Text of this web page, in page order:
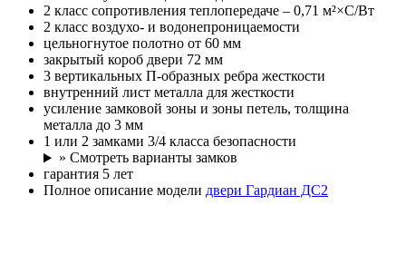
2 класс сопротивления теплопередаче – 0,71 м²×С/Вт
2 класс воздухо- и водонепроницаемости
цельногнутое полотно от 60 мм
закрытый короб двери 72 мм
3 вертикальных П-образных ребра жесткости
внутренний лист металла для жесткости
усиление замковой зоны и зоны петель, толщина
металла до 3 мм
1 или 2 замками 3/4 класса безопасности
» Смотреть варианты замков
гарантия 5 лет
Полное описание модели двери Гардиан ДС2